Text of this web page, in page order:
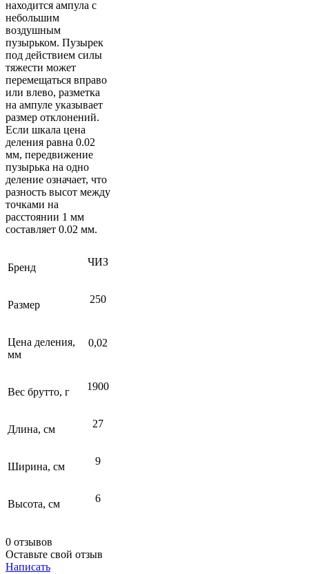
находится ампула с
небольшим
воздушным
пузырьком. Пузырек
под действием силы
тяжести может
перемещаться вправо
или влево, разметка
на ампуле указывает
размер отклонений.
Если шкала цена
деления равна 0.02
мм, передвижение
пузырька на одно
деление означает, что
разность высот между
точками на
расстоянии 1 мм
составляет 0.02 мм.
Бренд ЧИЗ
Размер 250
Цена деления,
мм
0,02
Вес брутто, г 1900
Длина, см 27
Ширина, см 9
Высота, см 6
0 отзывов
Оставьте свой отзыв
Написать